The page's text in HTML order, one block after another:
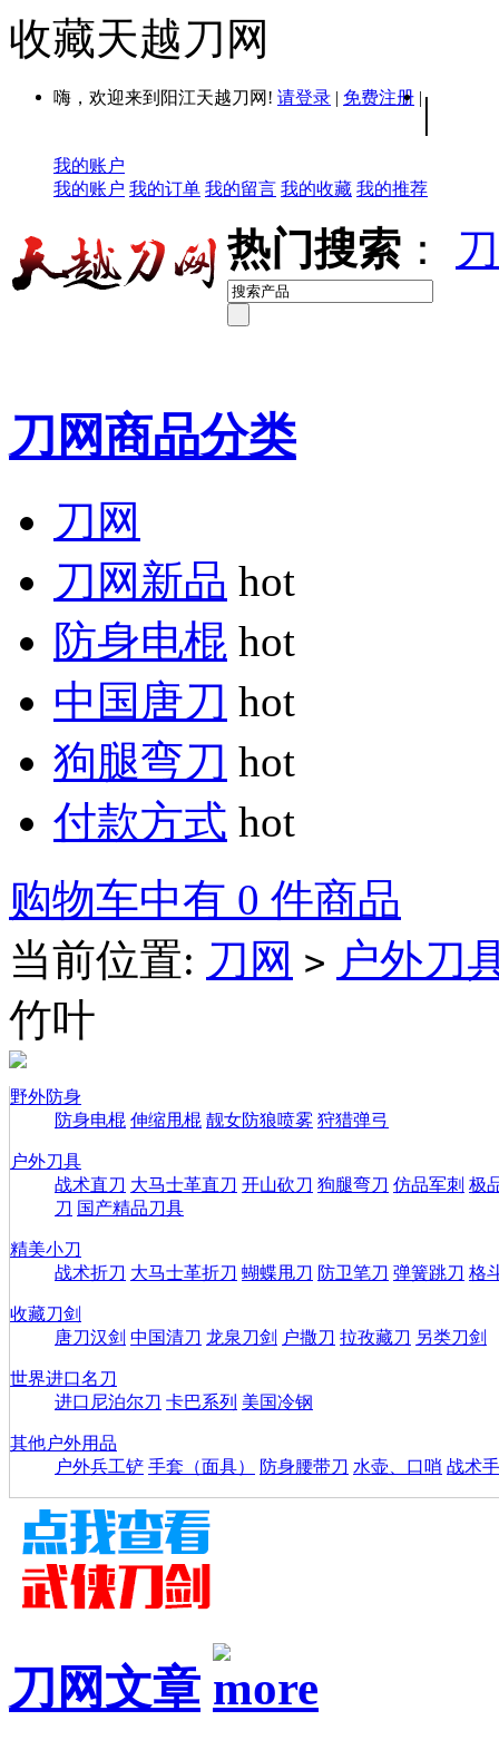
收藏天越刀网
嗨，欢迎来到阳江天越刀网! 请登录 | 免费注册 | |
我的账户
我的账户 我的订单 我的留言 我的收藏 我的推荐
热门搜索 ：
刀网商品分类
刀网
刀网新品 hot
防身电棍 hot
中国唐刀 hot
狗腿弯刀 hot
付款方式 hot
购物车中有 0 件商品
当前位置: 刀网 > 户外刀
竹叶
野外防身
防身电棍 伸缩甩棍 靓女防狼喷雾 狩猎弹弓
户外刀具
战术直刀 大马士革直刀 开山砍刀 狗腿弯刀 仿品军刺 极
刀 国产精品刀具
精美小刀
战术折刀 大马士革折刀 蝴蝶甩刀 防卫笔刀 弹簧跳刀 格
收藏刀剑
唐刀汉剑 中国清刀 龙泉刀剑 户撒刀 拉孜藏刀 另类刀剑
世界进口名刀
进口尼泊尔刀 卡巴系列 美国冷钢
其他户外用品
户外兵工铲 手套（面具） 防身腰带刀 水壶、口哨 战术
刀网文章